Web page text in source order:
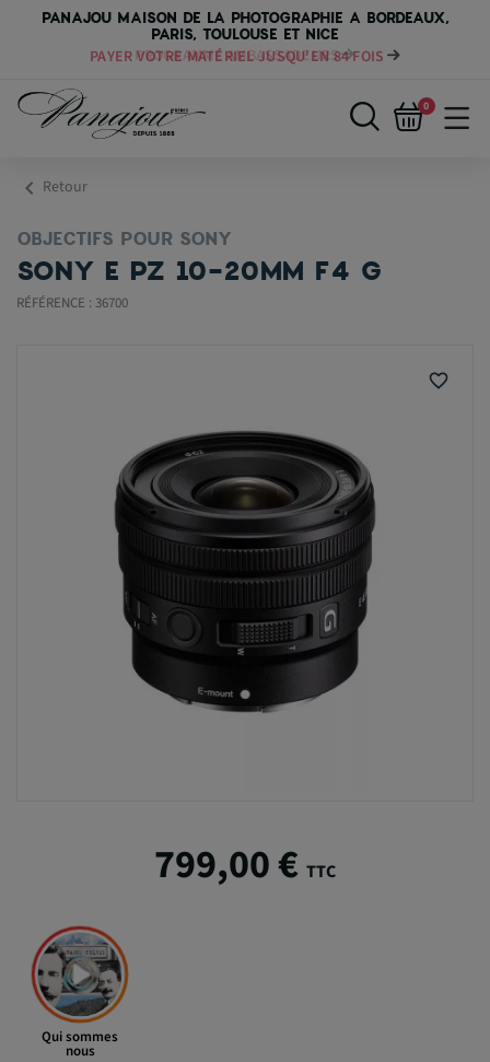
PANAJOU MAISON DE LA PHOTOGRAPHIE A BORDEAUX,
PARIS, TOULOUSE ET NICE
PAYER VOTRE MATÉRIEL JUSQU'EN 84 FOIS
0
chevron_left Retour
OBJECTIFS POUR SONY
SONY E PZ 10-20MM F4 G
RÉFÉRENCE : 36700
favorite_border
799,00 € TTC
Qui sommes
nous